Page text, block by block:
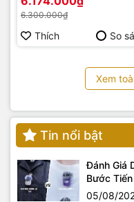
6.300.000₫
Thích So
Xem
Tin nổi bật
Đánh Giá
Bước
05/08/